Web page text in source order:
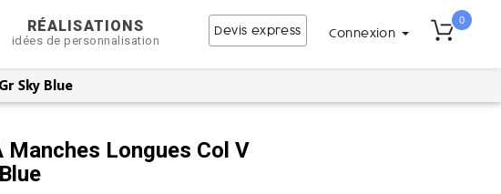
RÉALISATIONS
idées de personnalisation
Devis express Connexion
0
Sky Blue
Manches Longues Col V